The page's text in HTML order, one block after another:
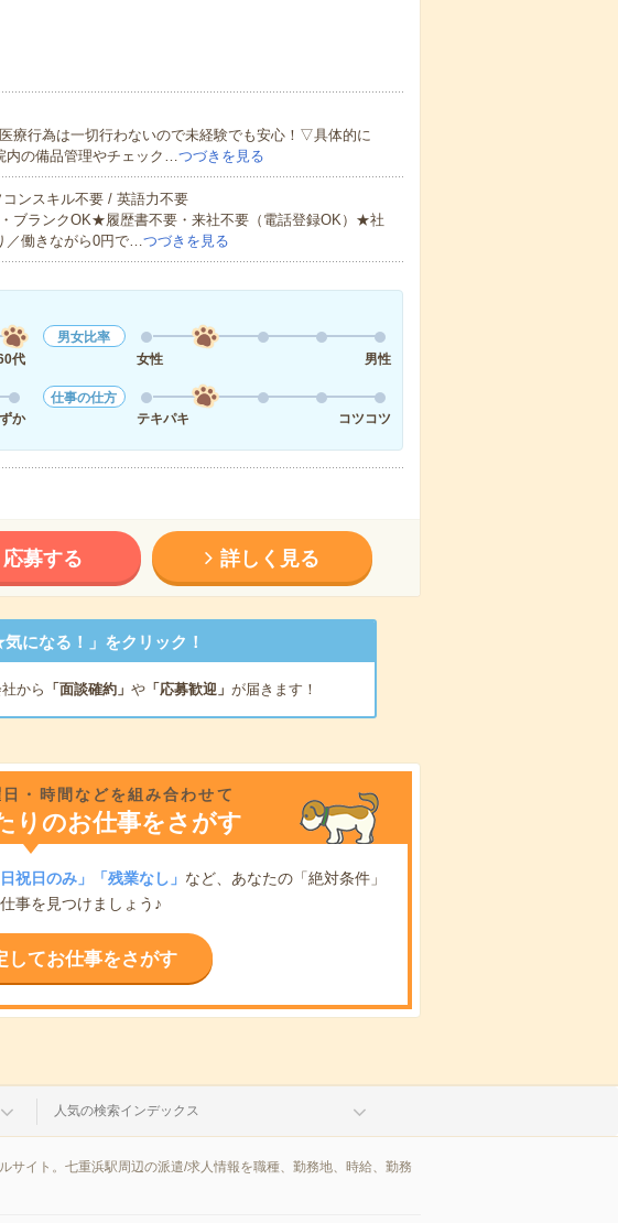
療行為は一切行わないので未経験でも安心！▽具体的に
内の備品管理やチェック…つづきを見る
ンスキル不要 / 英語力不要
ブランクOK★履歴書不要・来社不要（電話登録OK）★社
／働きながら0円で…つづきを見る
代
男女比率
女性
男性
か
仕事の仕方
テキパキ
コツコツ
応募する 詳しく見る
になる！」をクリック！
から 「面談確約」 や「応募歓迎」 が届きます！
・時間などを組み合わせて
りのお仕事をさがす
日祝日のみ」「残業なし」 など、あなたの「絶対条件」
事を見つけましょう♪
してお仕事をさがす
人気の検索インデックス
イト。七重浜駅周辺の派遣/求人情報を職種、勤務地、時給、勤務